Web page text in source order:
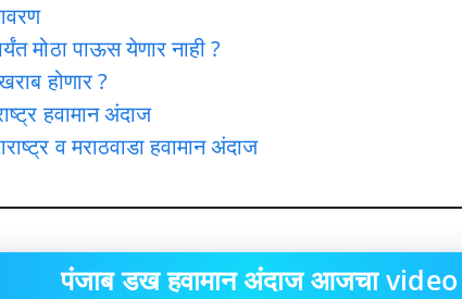
मोठा पाऊस येणार नाही ?
होणार ?
हवामान अंदाज
व मराठवाडा हवामान अंदाज
पंजाब डख हवामान अंदाज आजचा video